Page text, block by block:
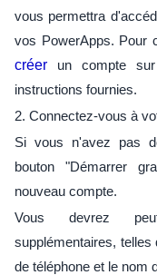
vous permettra
vos PowerApps. Pour
créer un compte
instructions fournies.
2. Connectez-vous à
Si vous n'avez pas
bouton "Démarrer
nouveau compte.
Vous devrez
supplémentaires,
de téléphone et le nom